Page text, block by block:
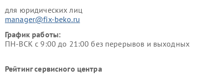
для юридических лиц
manager@fix-beko.ru
График работы:
ПН-ВСК с 9:00 до 21:00 без перерывов и выходных
Рейтинг сервисного центра